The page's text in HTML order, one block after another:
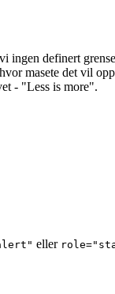
ingen definert
masete det vil
- "Less is more".
eller